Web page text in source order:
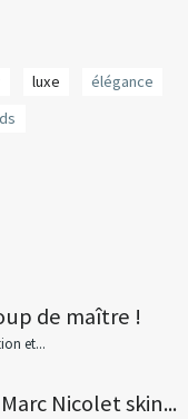
luxe
élégance
de maître !
et...
Nicolet skin...